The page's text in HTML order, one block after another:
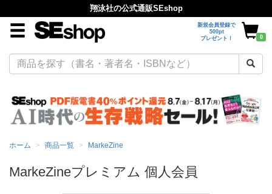
翔泳社の公式通販SEshop
新規会員登録で
500pt
プレゼント！
0
ホーム 商品一覧 MarkeZine
MarkeZineプレミアム 個人会員